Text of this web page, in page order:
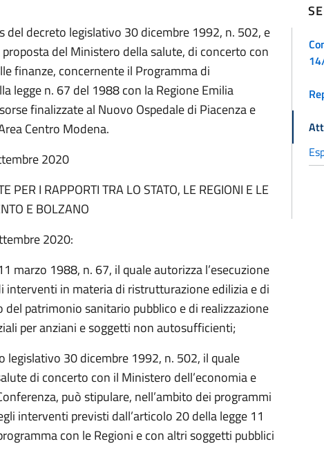
del decreto legislativo 30 dicembre 1992, n. 502, e
del Ministero della salute, di concerto con
finanze, concernente il Programma di
legge n. 67 del 1988 con la Regione Emilia
finalizzate al Nuovo Ospedale di Piacenza e
Centro Modena.
2020
PER I RAPPORTI TRA LO STATO, LE REGIONI E LE
E BOLZANO
2020:
marzo 1988, n. 67, il quale autorizza l’esecuzione
interventi in materia di ristrutturazione edilizia e di
patrimonio sanitario pubblico e di realizzazione
per anziani e soggetti non autosufficienti;
legislativo 30 dicembre 1992, n. 502, il quale
di concerto con il Ministero dell’economia e
può stipulare, nell’ambito dei programmi
interventi previsti dall’articolo 20 della legge 11
con le Regioni e con altri soggetti pubblici